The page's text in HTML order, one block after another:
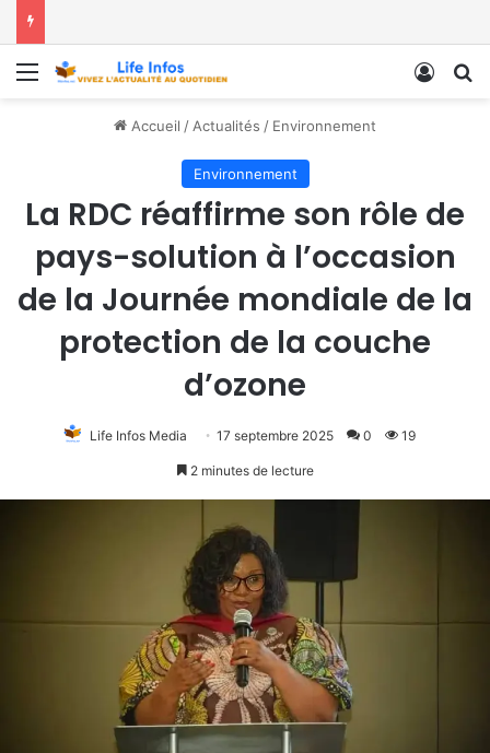
Menu
Accueil / Actualités / Environnement
Environnement
La RDC réaffirme son rôle de
pays-solution à l’occasion
de la Journée mondiale de la
protection de la couche
d’ozone
Life Infos Media 17 septembre 2025 0 19
2 minutes de lecture